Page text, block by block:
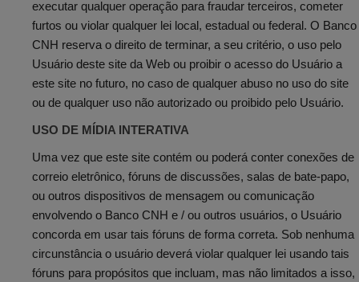
executar qualquer operação para fraudar terceiros, cometer
furtos ou violar qualquer lei local, estadual ou federal. O Banco
CNH reserva o direito de terminar, a seu critério, o uso pelo
Usuário deste site da Web ou proibir o acesso do Usuário a
este site no futuro, no caso de qualquer abuso no uso do site
ou de qualquer uso não autorizado ou proibido pelo Usuário.
USO DE MÍDIA INTERATIVA
Uma vez que este site contém ou poderá conter conexões de
correio eletrônico, fóruns de discussões, salas de bate-papo,
ou outros dispositivos de mensagem ou comunicação
envolvendo o Banco CNH e / ou outros usuários, o Usuário
concorda em usar tais fóruns de forma correta. Sob nenhuma
circunstância o usuário deverá violar qualquer lei usando tais
fóruns para propósitos que incluam, mas não limitados a isso,